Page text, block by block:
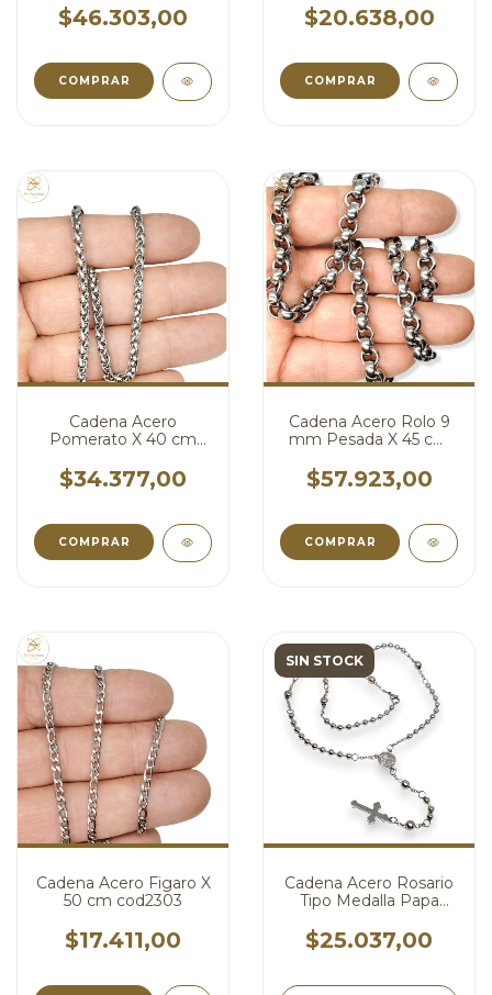
$46.303,00
COMPRAR
$20.638,00
COMPRAR
Cadena Acero
Pomerato X 40 cm
$34.377,00
COMPRAR
Cadena Acero Rolo 9
mm Pesada X 45 cm
$57.923,00
COMPRAR
Cadena Acero Figaro X
50 cm cod2303
$17.411,00
SIN STOCK
Cadena Acero Rosario
Tipo Medalla Papa
cod4352
$25.037,00